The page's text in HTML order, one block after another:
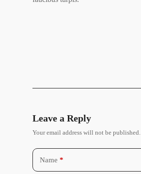
Leave a Reply
Your email address will not be published.
Name *